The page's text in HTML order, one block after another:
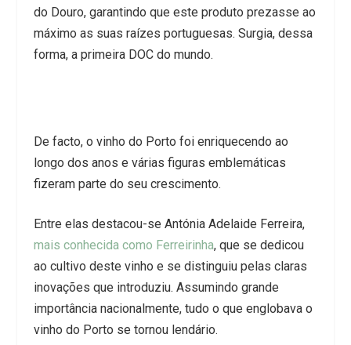
do Douro, garantindo que este produto prezasse ao
máximo as suas raízes portuguesas. Surgia, dessa
forma, a primeira DOC do mundo.
De facto, o vinho do Porto foi enriquecendo ao
longo dos anos e várias figuras emblemáticas
fizeram parte do seu crescimento.
Entre elas destacou-se Antónia Adelaide Ferreira,
mais conhecida como Ferreirinha, que se dedicou
ao cultivo deste vinho e se distinguiu pelas claras
inovações que introduziu. Assumindo grande
importância nacionalmente, tudo o que englobava o
vinho do Porto se tornou lendário.